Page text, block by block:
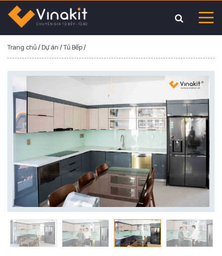
Trang chủ/Dự án /Tủ Bếp/